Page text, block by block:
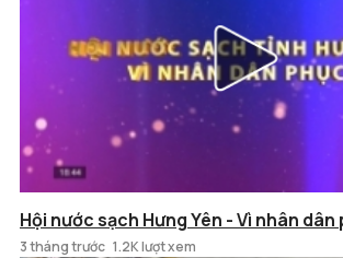
Hội nước sạch Hưng Yên - Vì nhân dân
3 tháng trước 1.2K lượt xem